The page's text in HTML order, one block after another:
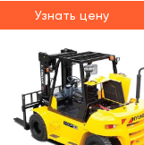
Узнать цену